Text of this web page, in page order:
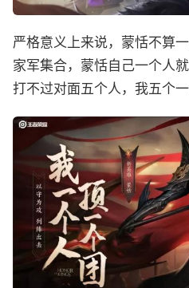
严格意义上来说，蒙恬不算
家军集合，蒙恬自己一个人
打不过对面五个人，我五个